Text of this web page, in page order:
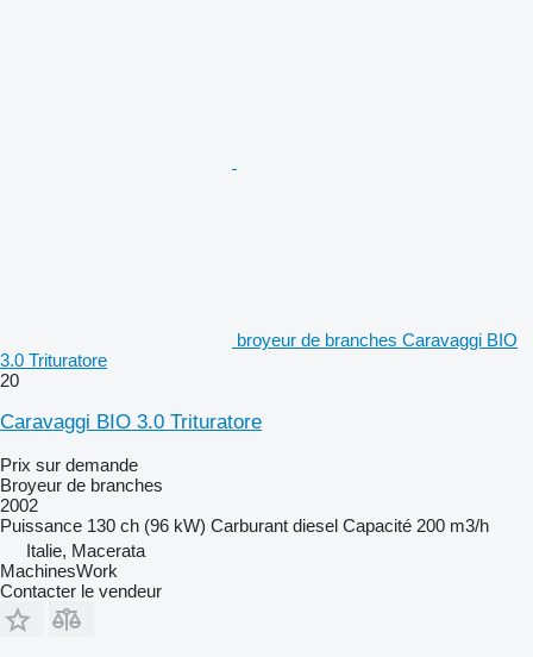
broyeur de branches Caravaggi BIO
3.0 Trituratore
20
Caravaggi BIO 3.0 Trituratore
Prix sur demande
Broyeur de branches
2002
Puissance 130 ch (96 kW) Carburant diesel Capacité 200 m3/h
Italie, Macerata
MachinesWork
Contacter le vendeur